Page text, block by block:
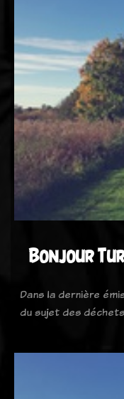
Bonjour
Dans la dernière
du sujet des